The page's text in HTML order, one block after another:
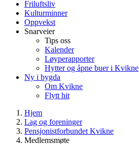
Friluftsliv
Kulturminner
Oppvekst
Snarveier
Tips oss
Kalender
Løyperapporter
Hytter og åpne buer i Kvikne
Ny i bygda
Om Kvikne
Flytt hit
Hjem
Lag og foreninger
Pensjonistforbundet Kvikne
Medlemsmøte